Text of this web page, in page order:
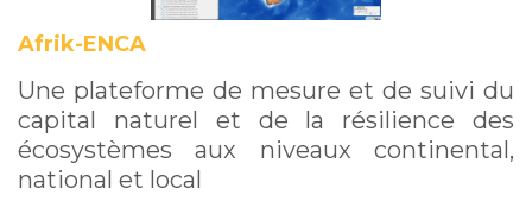
Afrik-ENCA
Une plateforme de mesure et de suivi du
capital naturel et de la résilience des
écosystèmes aux niveaux continental,
national et local